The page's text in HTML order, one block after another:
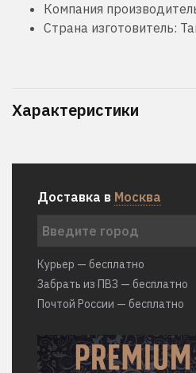
Компания
Страна изготовитель:
Характеристики
Доставка в Москва
Курьер — бесплатно
Забрать из ПВЗ — бесплатно
Почтой России — бесплатно